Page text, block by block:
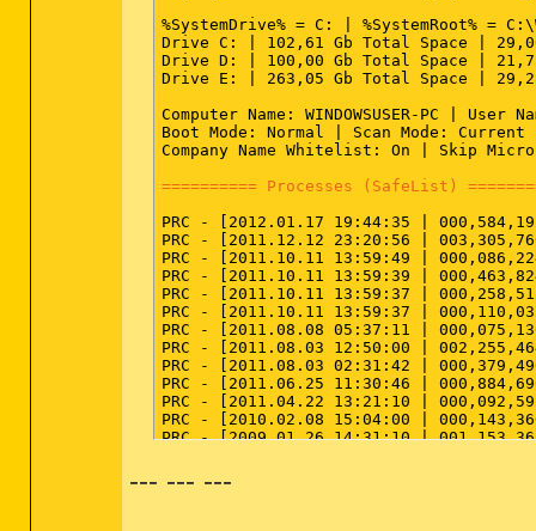
%SystemDrive% = C: | %SystemRoot% =
Drive C: | 102,61 Gb Total Space |
Drive D: | 100,00 Gb Total Space |
Drive E: | 263,05 Gb Total Space |
Computer Name: WINDOWSUSER-PC |
Boot Mode: Normal | Scan Mode:
Company Name Whitelist: On | Skip
========== Processes (SafeList)
PRC - [2012.01.17 19:44:35 |
PRC - [2011.12.12 23:20:56 |
PRC - [2011.10.11 13:59:49 |
PRC - [2011.10.11 13:59:39 |
PRC - [2011.10.11 13:59:37 |
PRC - [2011.10.11 13:59:37 |
PRC - [2011.08.08 05:37:11 |
PRC - [2011.08.03 12:50:00 |
PRC - [2011.08.03 02:31:42 |
PRC - [2011.06.25 11:30:46 |
PRC - [2011.04.22 13:21:10 |
PRC - [2010.02.08 15:04:00 |
PRC - [2009.01.26 14:31:10 |
--- --- ---